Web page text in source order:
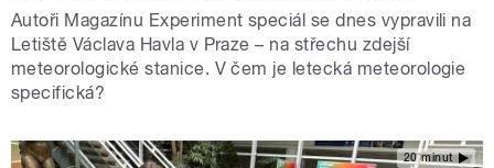
Autoři Magazínu Experiment speciál se dnes vypravili na
Letiště Václava Havla v Praze – na střechu zdejší
meteorologické stanice. V čem je letecká meteorologie
specifická?
20 minut